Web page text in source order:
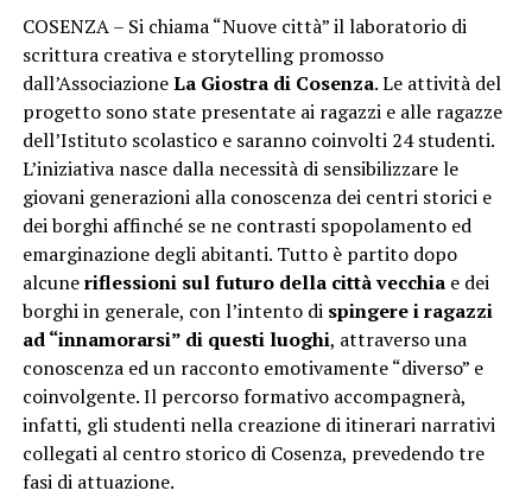
COSENZA – Si chiama “Nuove città” il laboratorio di
scrittura creativa e storytelling promosso
dall’AssociazioneLa Giostra di Cosenza. Le attività del
progetto sono state presentate ai ragazzi e alle ragazze
dell’Istituto scolastico e saranno coinvolti 24 studenti.
L’iniziativa nasce dalla necessità di sensibilizzare le
giovani generazioni alla conoscenza dei centri storici e
dei borghi affinché se ne contrasti spopolamento ed
emarginazione degli abitanti. Tutto è partito dopo
alcuneriflessioni sul futuro della città vecchiae dei
borghi in generale, con l’intento di spingere i ragazzi
ad “innamorarsi” di questi luoghi, attraverso una
conoscenza ed un racconto emotivamente “diverso” e
coinvolgente. Il percorso formativo accompagnerà,
infatti, gli studenti nella creazione di itinerari narrativi
collegati al centro storico di Cosenza, prevedendo tre
fasi di attuazione.